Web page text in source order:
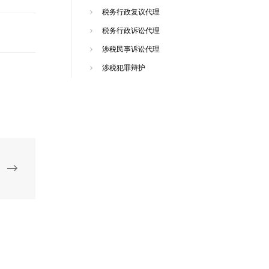
税务行政复议代理
税务行政诉讼代理
涉税民事诉讼代理
涉税犯罪辩护